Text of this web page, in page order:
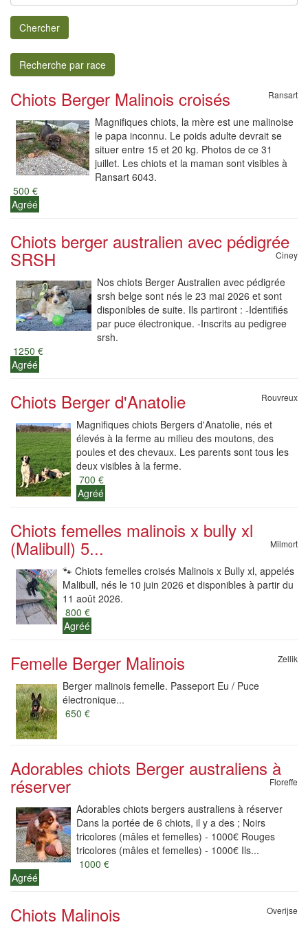
Chercher
Recherche par race
Chiots Berger Malinois croisés Ransart
Magnifiques chiots, la mère est une malinoise
le papa inconnu. Le poids adulte devrait se
situer entre 15 et 20 kg. Photos de ce 31
juillet. Les chiots et la maman sont visibles à
Ransart 6043.
500 €
Agréé
Chiots berger australien avec pédigrée
SRSH Ciney
Nos chiots Berger Australien avec pédigrée
srsh belge sont nés le 23 mai 2026 et sont
disponibles de suite. Ils partiront : -Identifiés
par puce électronique. -Inscrits au pedigree
srsh.
1250 €
Agréé
Chiots Berger d'Anatolie Rouvreux
Magnifiques chiots Bergers d'Anatolie, nés et
élevés à la ferme au milieu des moutons, des
poules et des chevaux. Les parents sont tous les
deux visibles à la ferme.
700 €
Agréé
Chiots femelles malinois x bully xl
(Malibull) 5... Milmort
🐾 Chiots femelles croisés Malinois x Bully xl, appelés
Malibull, nés le 10 juin 2026 et disponibles à partir du
11 août 2026.
800 €
Agréé
Femelle Berger Malinois Zellik
Berger malinois femelle. Passeport Eu / Puce
électronique...
650 €
Adorables chiots Berger australiens à
réserver Floreffe
Adorables chiots bergers australiens à réserver
Dans la portée de 6 chiots, il y a des ; Noirs
tricolores (mâles et femelles) - 1000€ Rouges
tricolores (mâles et femelles) - 1000€ Ils...
1000 €
Agréé
Chiots Malinois Overijse